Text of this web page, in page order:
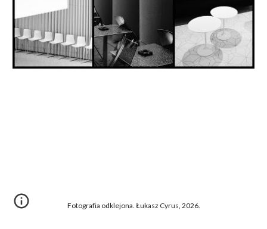
Fotografia odklejona. Łukasz Cyrus, 2026.